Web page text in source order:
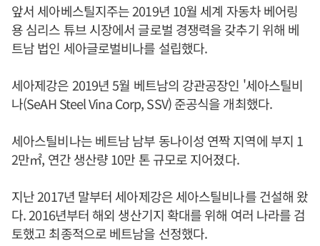
앞서 세아베스틸지주는 2019년 10월 세계 자동차 베어링
용 심리스 튜브 시장에서 글로벌 경쟁력을 갖추기 위해 베
트남 법인 세아글로벌비나를 설립했다.
세아제강은 2019년 5월 베트남의 강관공장인 '세아스틸비
나(SeAH Steel Vina Corp, SSV) 준공식을 개최했다.
세아스틸비나는 베트남 남부 동나이성 연짝 지역에 부지 1
2만㎡, 연간 생산량 10만 톤 규모로 지어졌다.
지난 2017년 말부터 세아제강은 세아스틸비나를 건설해 왔
다. 2016년부터 해외 생산기지 확대를 위해 여러 나라를 검
토했고 최종적으로 베트남을 선정했다.